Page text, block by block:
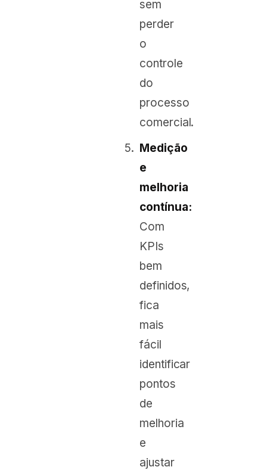
sem
perder
o
controle
do
processo
comercial.
Medição
e
melhoria
contínua:
Com
KPIs
bem
definidos,
fica
mais
fácil
identificar
pontos
de
melhoria
e
ajustar